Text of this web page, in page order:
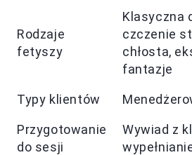
Rodzaje
fetyszy
Klasyczna
czczenie
chłosta,
fantazje
Typy klientów
Przygotowanie
do sesji
Wywiad z